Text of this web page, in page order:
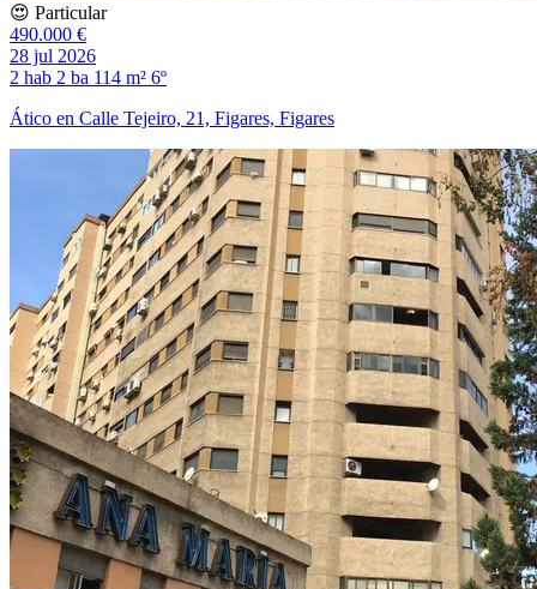
😍 Particular
490.000 €
28 jul 2026
2 hab 2 ba 114 m² 6º
Ático en Calle Tejeiro, 21, Figares, Figares